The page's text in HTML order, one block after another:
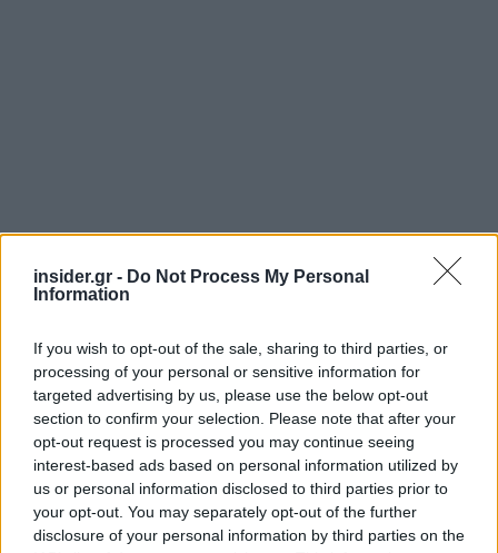
insider.gr - Do Not Process My Personal
Information
If you wish to opt-out of the sale, sharing to third parties, or
processing of your personal or sensitive information for
targeted advertising by us, please use the below opt-out
section to confirm your selection. Please note that after your
opt-out request is processed you may continue seeing
interest-based ads based on personal information utilized by
us or personal information disclosed to third parties prior to
your opt-out. You may separately opt-out of the further
disclosure of your personal information by third parties on the
Εν κατακλείδι, «η Ελλάδα των επόμενων ετών
χρειάζεται περισσότερη εξωστρέφεια, ταχύτερη